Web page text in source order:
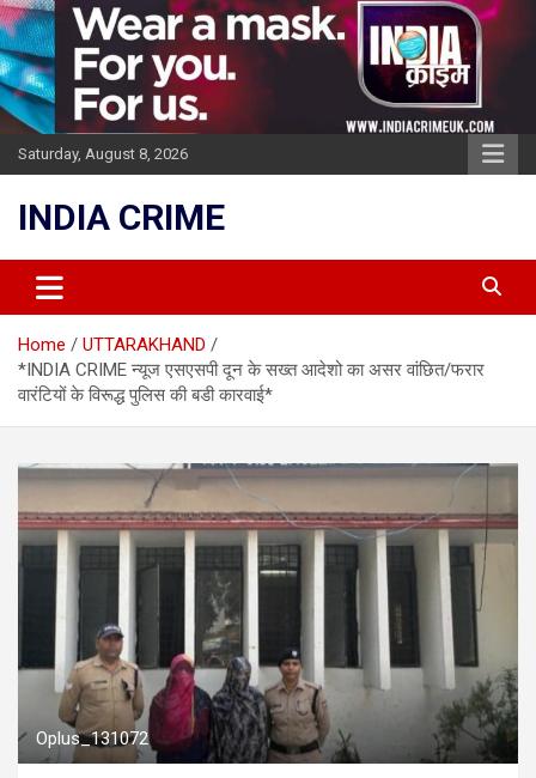
Skip
to
content
Saturday, August 8, 2026
INDIA CRIME
Home
UTTARAKHAND
*INDIA CRIME न्यूज एसएसपी दून के सख्त आदेशो का असर वांछित/फरार
वारंटियों के विरूद्ध पुलिस की बडी कारवाई*
Oplus_131072